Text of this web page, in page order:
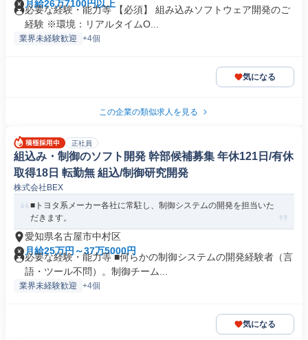
月給26万7100円以上
必要な経験・能力等 【必須】 組み込みソフトウェア開発のご
経験 ※環境：リアルタイムO...
業界未経験歓迎 +4個
気になる
この企業の類似求人を見る
正社員
組込み・制御のソフト開発 幹部候補募集 年休121日/有休
取得18日 転勤無 組込/制御研究開発
株式会社BEX
■トヨタ系メーカー各社に常駐し、制御システムの開発を担当いた
だきます。
愛知県名古屋市中村区
月給25万円～37万5000円
必要な経験・能力等 ■何らかの制御システムの開発経験者（言
語・ツール不問）。制御チーム...
業界未経験歓迎 +4個
気になる